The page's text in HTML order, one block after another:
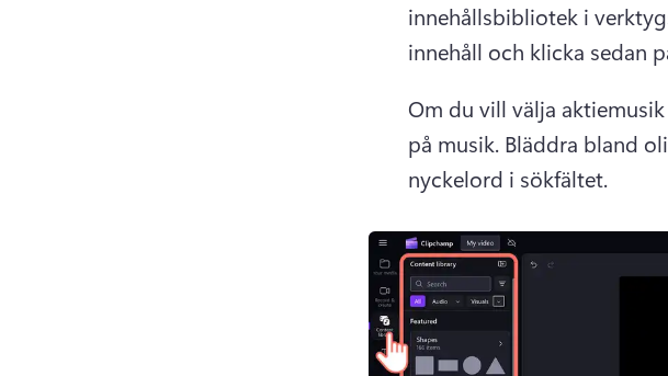
innehållsbibliotek i
innehåll och klicka sedan
Om du vill välja
på musik. Bläddra bland
nyckelord i sökfältet.